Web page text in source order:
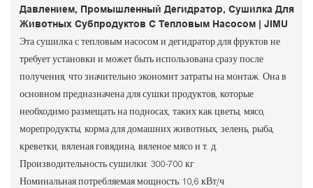
Давлением, Промышленный Дегидратор, Сушилка Для
Животных Субпродуктов С Тепловым Насосом | JIMU
Эта сушилка с тепловым насосом и дегидратор для фруктов не
требует установки и может быть использована сразу после
получения, что значительно экономит затраты на монтаж. Она в
основном предназначена для сушки продуктов, которые
необходимо размещать на подносах, таких как цветы, мясо,
морепродукты, корма для домашних животных, зелень, рыба,
креветки, вяленая говядина, вяленое мясо и т. д.
Производительность сушилки: 300-700 кг
Номинальная потребляемая мощность: 10,6 кВт/ч